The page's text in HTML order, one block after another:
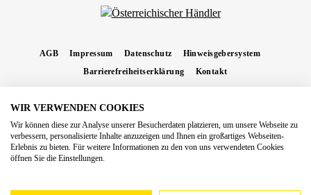
AGB Impressum Datenschutz
Hinweisgebersystem
Barrierefreiheitserklärung
Kontakt
Nachnahmegebühren, wenn nicht anders angegeben.
Copyright 2026 Forstinger Österreich GmbH
Königstetter Straße 128 - 134/OG3, 3430 Tulln
WIR VERWENDEN COOKIES
Wir können diese zur Analyse unserer Besucherdaten platzieren, um unsere Webseite zu
verbessern, personalisierte Inhalte anzuzeigen und Ihnen ein großartiges Webseiten-
Erlebnis zu bieten. Für weitere Informationen zu den von uns verwendeten Cookies
öffnen Sie die Einstellungen.